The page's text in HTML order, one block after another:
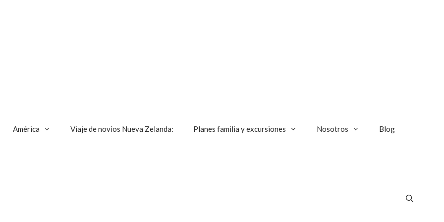
América Viaje de novios Nueva Zelanda: Planes familia y excursiones Nosotros Blog